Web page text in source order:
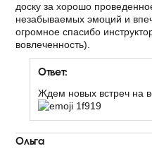
доску за хорошо
незабываемых эмоций и
огромное спасибо
вовлеченность).
Ответ:
Ждем новых встреч на
Ольга